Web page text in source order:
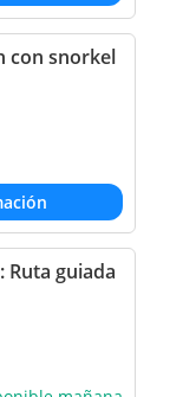
con snorkel
Ruta guiada